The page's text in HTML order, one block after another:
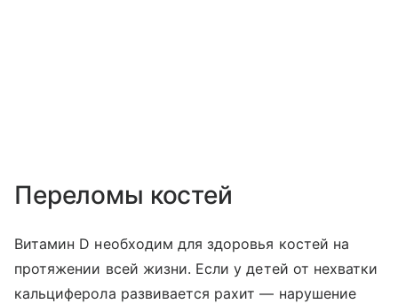
Переломы костей
Витамин D необходим для здоровья костей на
протяжении всей жизни. Если у детей от нехватки
кальциферола развивается рахит — нарушение